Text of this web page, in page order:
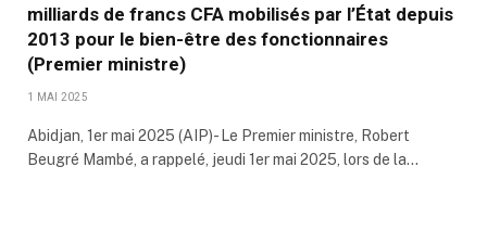
milliards de francs CFA mobilisés par l’État depuis
2013 pour le bien-être des fonctionnaires
(Premier ministre)
1 MAI 2025
Abidjan, 1er mai 2025 (AIP)- Le Premier ministre, Robert
Beugré Mambé, a rappelé, jeudi 1er mai 2025, lors de la…